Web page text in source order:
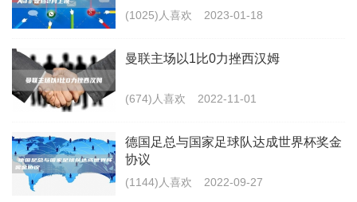
(1025)人喜欢 2023-01-18
曼联主场以1比0力挫西汉姆
(674)人喜欢 2022-11-01
​德国足总与国家足球队达成世界杯奖金
协议
(1144)人喜欢 2022-09-27